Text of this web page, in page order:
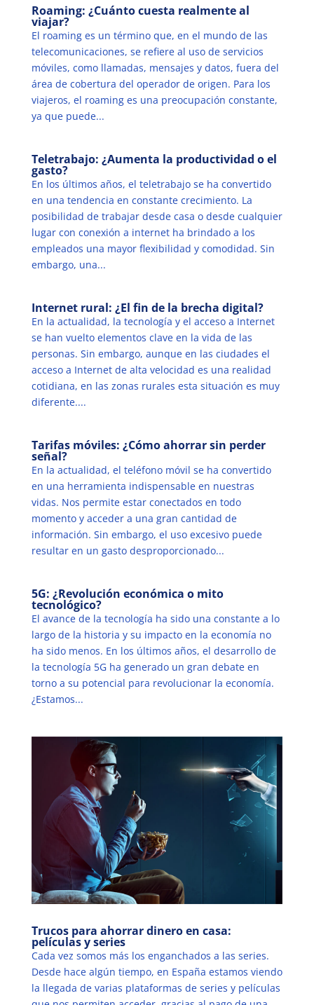
Roaming: ¿Cuánto cuesta realmente al
viajar?
El roaming es un término que, en el mundo de las
telecomunicaciones, se refiere al uso de servicios
móviles, como llamadas, mensajes y datos, fuera del
área de cobertura del operador de origen. Para los
viajeros, el roaming es una preocupación constante,
ya que puede...
Teletrabajo: ¿Aumenta la productividad o el
gasto?
En los últimos años, el teletrabajo se ha convertido
en una tendencia en constante crecimiento. La
posibilidad de trabajar desde casa o desde cualquier
lugar con conexión a internet ha brindado a los
empleados una mayor flexibilidad y comodidad. Sin
embargo, una...
Internet rural: ¿El fin de la brecha digital?
En la actualidad, la tecnología y el acceso a Internet
se han vuelto elementos clave en la vida de las
personas. Sin embargo, aunque en las ciudades el
acceso a Internet de alta velocidad es una realidad
cotidiana, en las zonas rurales esta situación es muy
diferente....
Tarifas móviles: ¿Cómo ahorrar sin perder
señal?
En la actualidad, el teléfono móvil se ha convertido
en una herramienta indispensable en nuestras
vidas. Nos permite estar conectados en todo
momento y acceder a una gran cantidad de
información. Sin embargo, el uso excesivo puede
resultar en un gasto desproporcionado...
5G: ¿Revolución económica o mito
tecnológico?
El avance de la tecnología ha sido una constante a lo
largo de la historia y su impacto en la economía no
ha sido menos. En los últimos años, el desarrollo de
la tecnología 5G ha generado un gran debate en
torno a su potencial para revolucionar la economía.
¿Estamos...
Trucos para ahorrar dinero en casa:
películas y series
Cada vez somos más los enganchados a las series.
Desde hace algún tiempo, en España estamos viendo
la llegada de varias plataformas de series y películas